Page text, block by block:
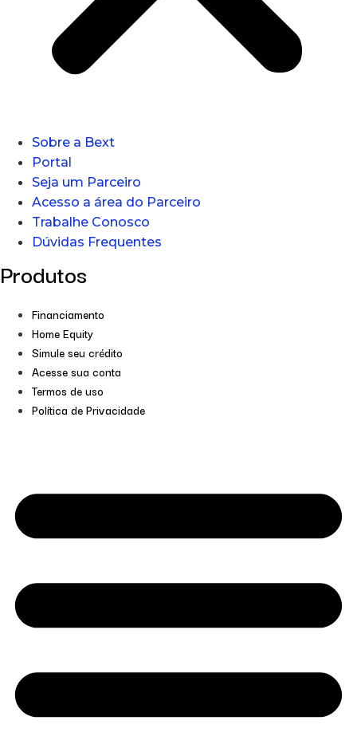
Sobre a Bext
Portal
Seja um Parceiro
Acesso a área do Parceiro
Trabalhe Conosco
Dúvidas Frequentes
Produtos
Financiamento
Home Equity
Simule seu crédito
Acesse sua conta
Termos de uso
Política de Privacidade